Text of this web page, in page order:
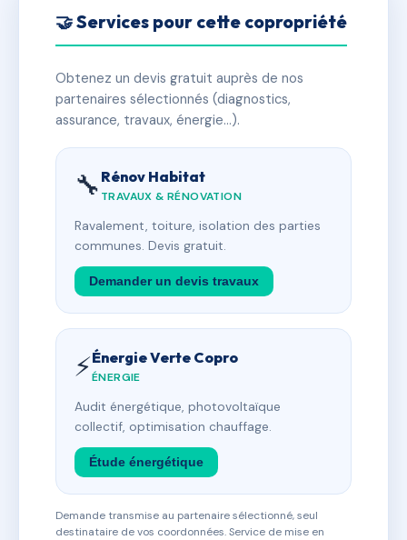
🤝 Services pour cette copropriété
Obtenez un devis gratuit auprès de nos
partenaires sélectionnés (diagnostics,
assurance, travaux, énergie…).
🔧 Rénov Habitat
TRAVAUX & RÉNOVATION
Ravalement, toiture, isolation des parties
communes. Devis gratuit.
Demander un devis travaux
⚡Énergie Verte Copro
ÉNERGIE
Audit énergétique, photovoltaïque
collectif, optimisation chauffage.
Étude énergétique
Demande transmise au partenaire sélectionné, seul
destinataire de vos coordonnées. Service de mise en